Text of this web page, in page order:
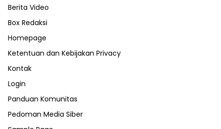
Berita Video
Box Redaksi
Homepage
Ketentuan dan Kebijakan Privacy
Kontak
Login
Panduan Komunitas
Pedoman Media Siber